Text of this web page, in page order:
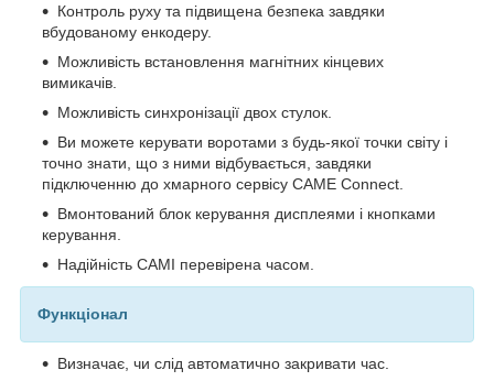
Контроль руху та підвищена безпека завдяки
вбудованому енкодеру.
Можливість встановлення магнітних кінцевих
вимикачів.
Можливість синхронізації двох стулок.
Ви можете керувати воротами з будь-якої точки світу і
точно знати, що з ними відбувається, завдяки
підключенню до хмарного сервісу CAME Connect.
Вмонтований блок керування дисплеями і кнопками
керування.
Надійність САМІ перевірена часом.
Функціонал
Визначає, чи слід автоматично закривати час.